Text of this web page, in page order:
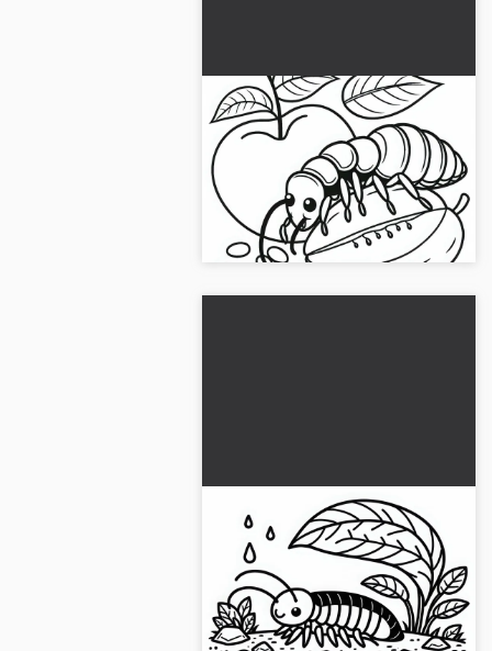
Ohrwurm ücretsiz boyama
sayfası
Ücretsiz kulak kurdu boyama
şablonunu al! Yaratıcılığını serbest
bırak ve resmi şimdi indir....
Bir kulak kurdu bir
yaprağın altına sürünüyor
– İndirmek için boyama
sayfası
Bir yaprağın altında sürünen bir
kulak kurduyun boyama sayfasını
keşfet. Resmi ücretsiz olarak